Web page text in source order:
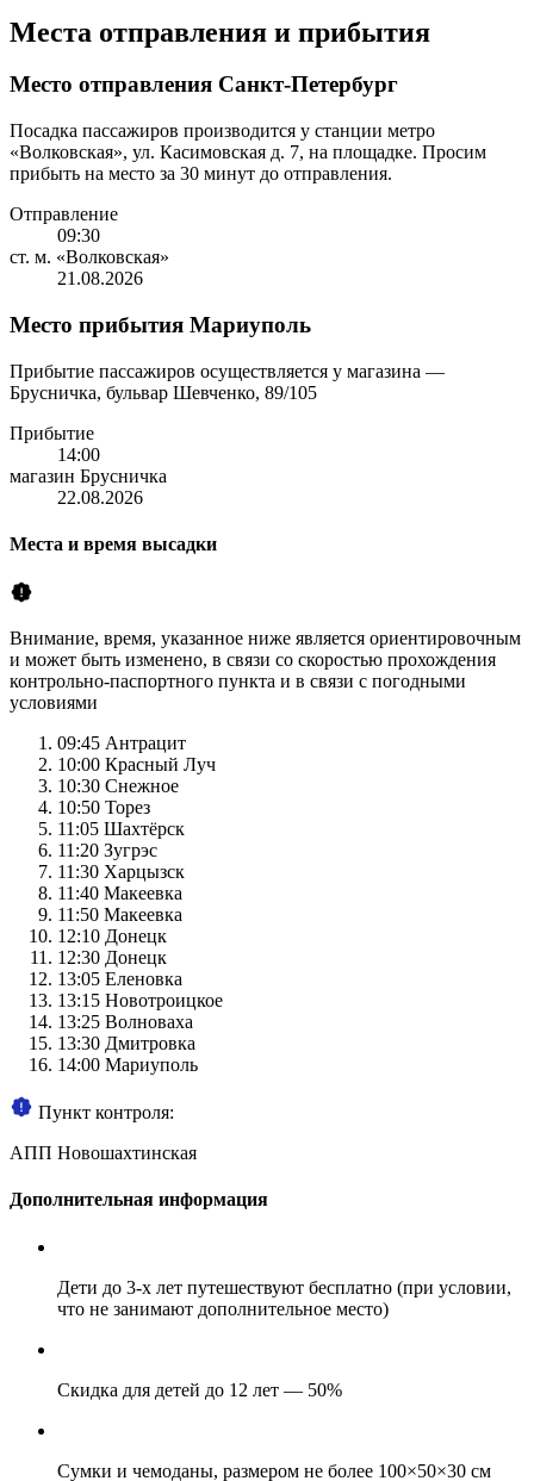
Места отправления и прибытия
Место отправления Санкт-Петербург
Посадка пассажиров производится у станции метро
«Волковская», ул. Касимовская д. 7, на площадке. Просим
прибыть на место за 30 минут до отправления.
Отправление
09:30
ст. м. «Волковская»
21.08.2026
Место прибытия Мариуполь
Прибытие пассажиров осуществляется у магазина —
Брусничка, бульвар Шевченко, 89/105
Прибытие
14:00
магазин Брусничка
22.08.2026
Места и время высадки
Внимание, время, указанное ниже является ориентировочным
и может быть изменено, в связи со скоростью прохождения
контрольно-паспортного пункта и в связи с погодными
условиями
09:45 Антрацит
10:00 Красный Луч
10:30 Снежное
10:50 Торез
11:05 Шахтёрск
11:20 Зугрэс
11:30 Харцызск
11:40 Макеевка
11:50 Макеевка
12:10 Донецк
12:30 Донецк
13:05 Еленовка
13:15 Новотроицкое
13:25 Волноваха
13:30 Дмитровка
14:00 Мариуполь
Пункт контроля:
АПП Новошахтинская
Дополнительная информация
Дети до 3-х лет путешествуют бесплатно (при условии,
что не занимают дополнительное место)
Скидка для детей до 12 лет — 50%
Сумки и чемоданы, размером не более 100×50×30 см